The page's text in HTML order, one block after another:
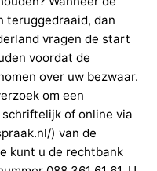
teruggedraaid, dan
vragen de start
voordat de
over uw bezwaar.
om een
of online via
) van de
kunt u de rechtbank